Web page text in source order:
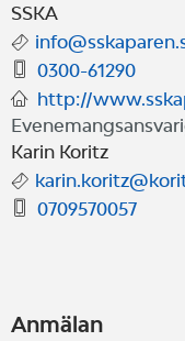
vi tur
besök.
Julfikan
Program:
Kl. 10.00
SSKA
0300-61290
http://
Karin Koritz
0709570057
Anmälan